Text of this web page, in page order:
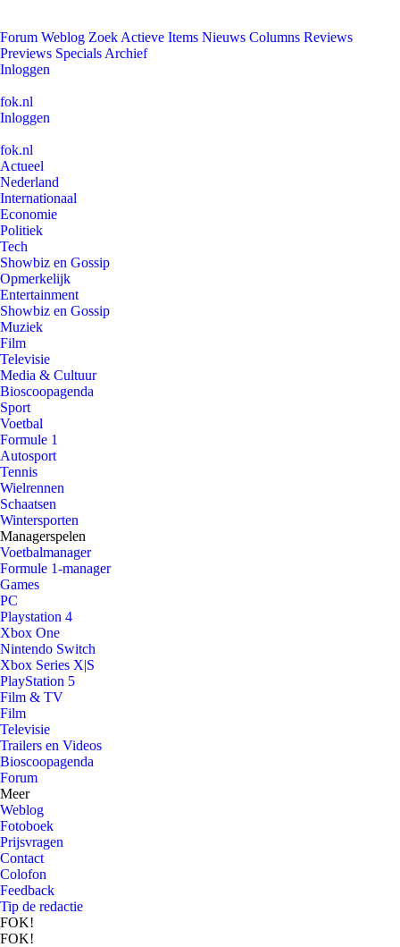
Forum Weblog Zoek Actieve Items Nieuws Columns Reviews
Previews Specials Archief
Inloggen
fok.nl
Inloggen
fok.nl
Actueel
Nederland
Internationaal
Economie
Politiek
Tech
Showbiz en Gossip
Opmerkelijk
Entertainment
Showbiz en Gossip
Muziek
Film
Televisie
Media & Cultuur
Bioscoopagenda
Sport
Voetbal
Formule 1
Autosport
Tennis
Wielrennen
Schaatsen
Wintersporten
Managerspelen
Voetbalmanager
Formule 1-manager
Games
PC
Playstation 4
Xbox One
Nintendo Switch
Xbox Series X|S
PlayStation 5
Film & TV
Film
Televisie
Trailers en Videos
Bioscoopagenda
Forum
Meer
Weblog
Fotoboek
Prijsvragen
Contact
Colofon
Feedback
Tip de redactie
FOK!
FOK!